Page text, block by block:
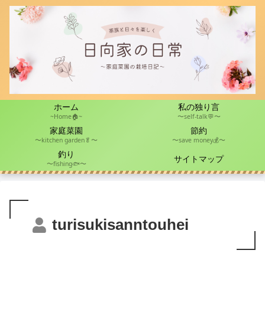
ホーム
~Home🏠~
私の独り言
〜self-talk💬〜
家庭菜園
〜kitchen garden🥬〜
節約
〜save money💰〜
釣り
〜fishing🐟〜 サイトマップ
turisukisanntouhei